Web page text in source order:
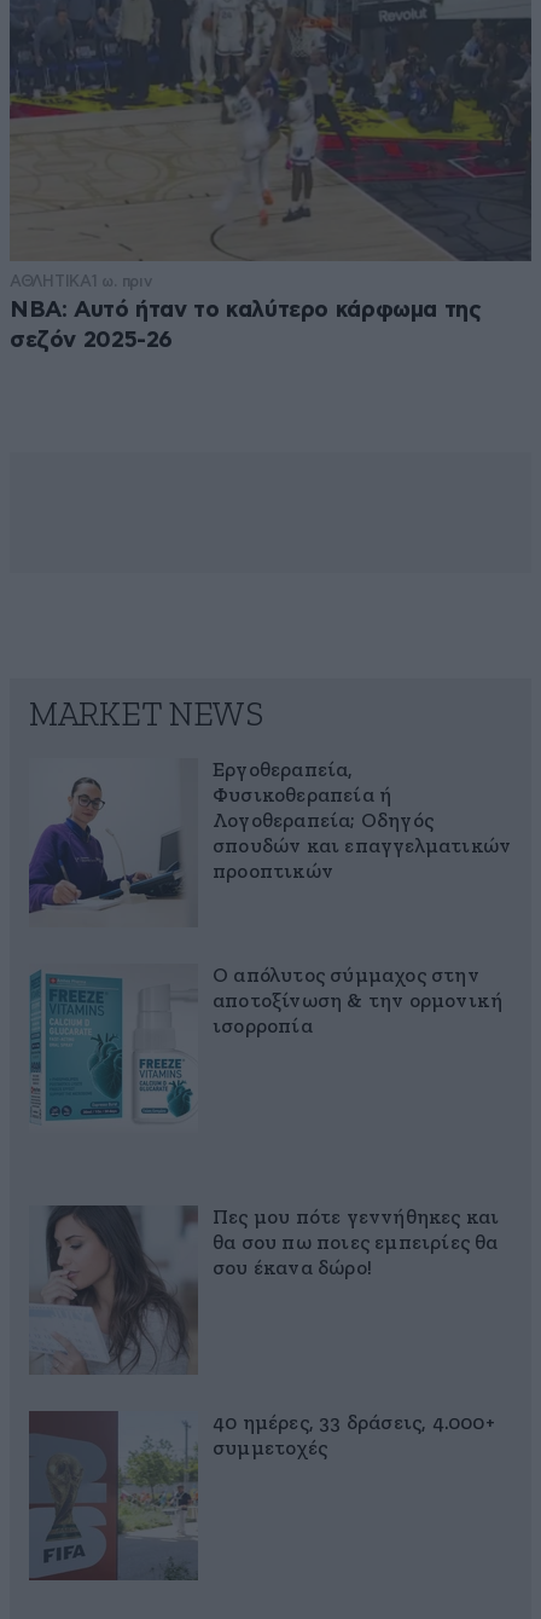
ΑΘΛΗΤΙΚΑ1 ω. πριν
NBA: Αυτό ήταν το καλύτερο κάρφωμα της
σεζόν 2025-26
MARKET NEWS
Εργοθεραπεία,
Φυσικοθεραπεία ή
Λογοθεραπεία; Οδηγός
σπουδών και επαγγελματικών
προοπτικών
Ο απόλυτος σύμμαχος στην
αποτοξίνωση & την ορμονική
ισορροπία
Πες μου πότε γεννήθηκες και
θα σου πω ποιες εμπειρίες θα
σου έκανα δώρο!
40 ημέρες, 33 δράσεις, 4.000+
συμμετοχές